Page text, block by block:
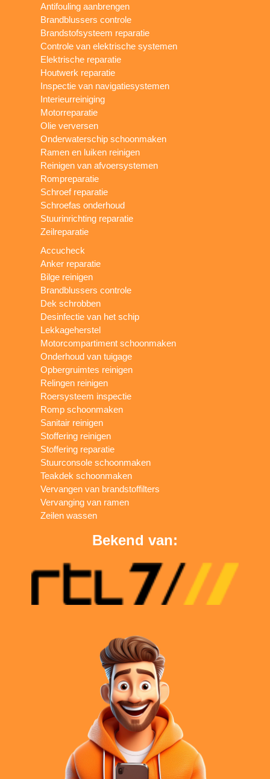
Antifouling aanbrengen
Brandblussers controle
Brandstofsysteem reparatie
Controle van elektrische systemen
Elektrische reparatie
Houtwerk reparatie
Inspectie van navigatiesystemen
Interieurreiniging
Motorreparatie
Olie verversen
Onderwaterschip schoonmaken
Ramen en luiken reinigen
Reinigen van afvoersystemen
Rompreparatie
Schroef reparatie
Schroefas onderhoud
Stuurinrichting reparatie
Zeilreparatie
Accucheck
Anker reparatie
Bilge reinigen
Brandblussers controle
Dek schrobben
Desinfectie van het schip
Lekkageherstel
Motorcompartiment schoonmaken
Onderhoud van tuigage
Opbergruimtes reinigen
Relingen reinigen
Roersysteem inspectie
Romp schoonmaken
Sanitair reinigen
Stoffering reinigen
Stoffering reparatie
Stuurconsole schoonmaken
Teakdek schoonmaken
Vervangen van brandstoffilters
Vervanging van ramen
Zeilen wassen
Bekend van: